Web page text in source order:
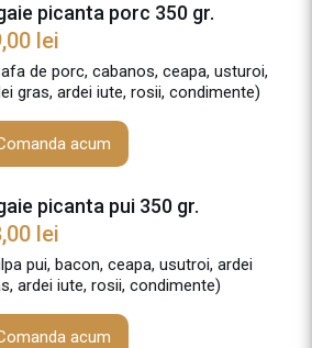
picanta porc 350 gr.
lei
de porc, cabanos, ceapa, usturoi,
gras, ardei iute, rosii, condimente)
acum
picanta pui 350 gr.
lei
pui, bacon, ceapa, usutroi, ardei
ardei iute, rosii, condimente)
acum